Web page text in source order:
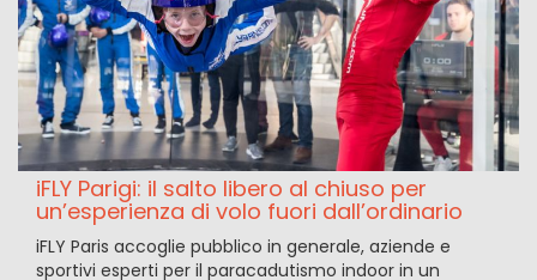
iFLY Parigi: il salto libero al chiuso per
un’esperienza di volo fuori dall’ordinario
iFLY Paris accoglie pubblico in generale, aziende e
sportivi esperti per il paracadutismo indoor in un